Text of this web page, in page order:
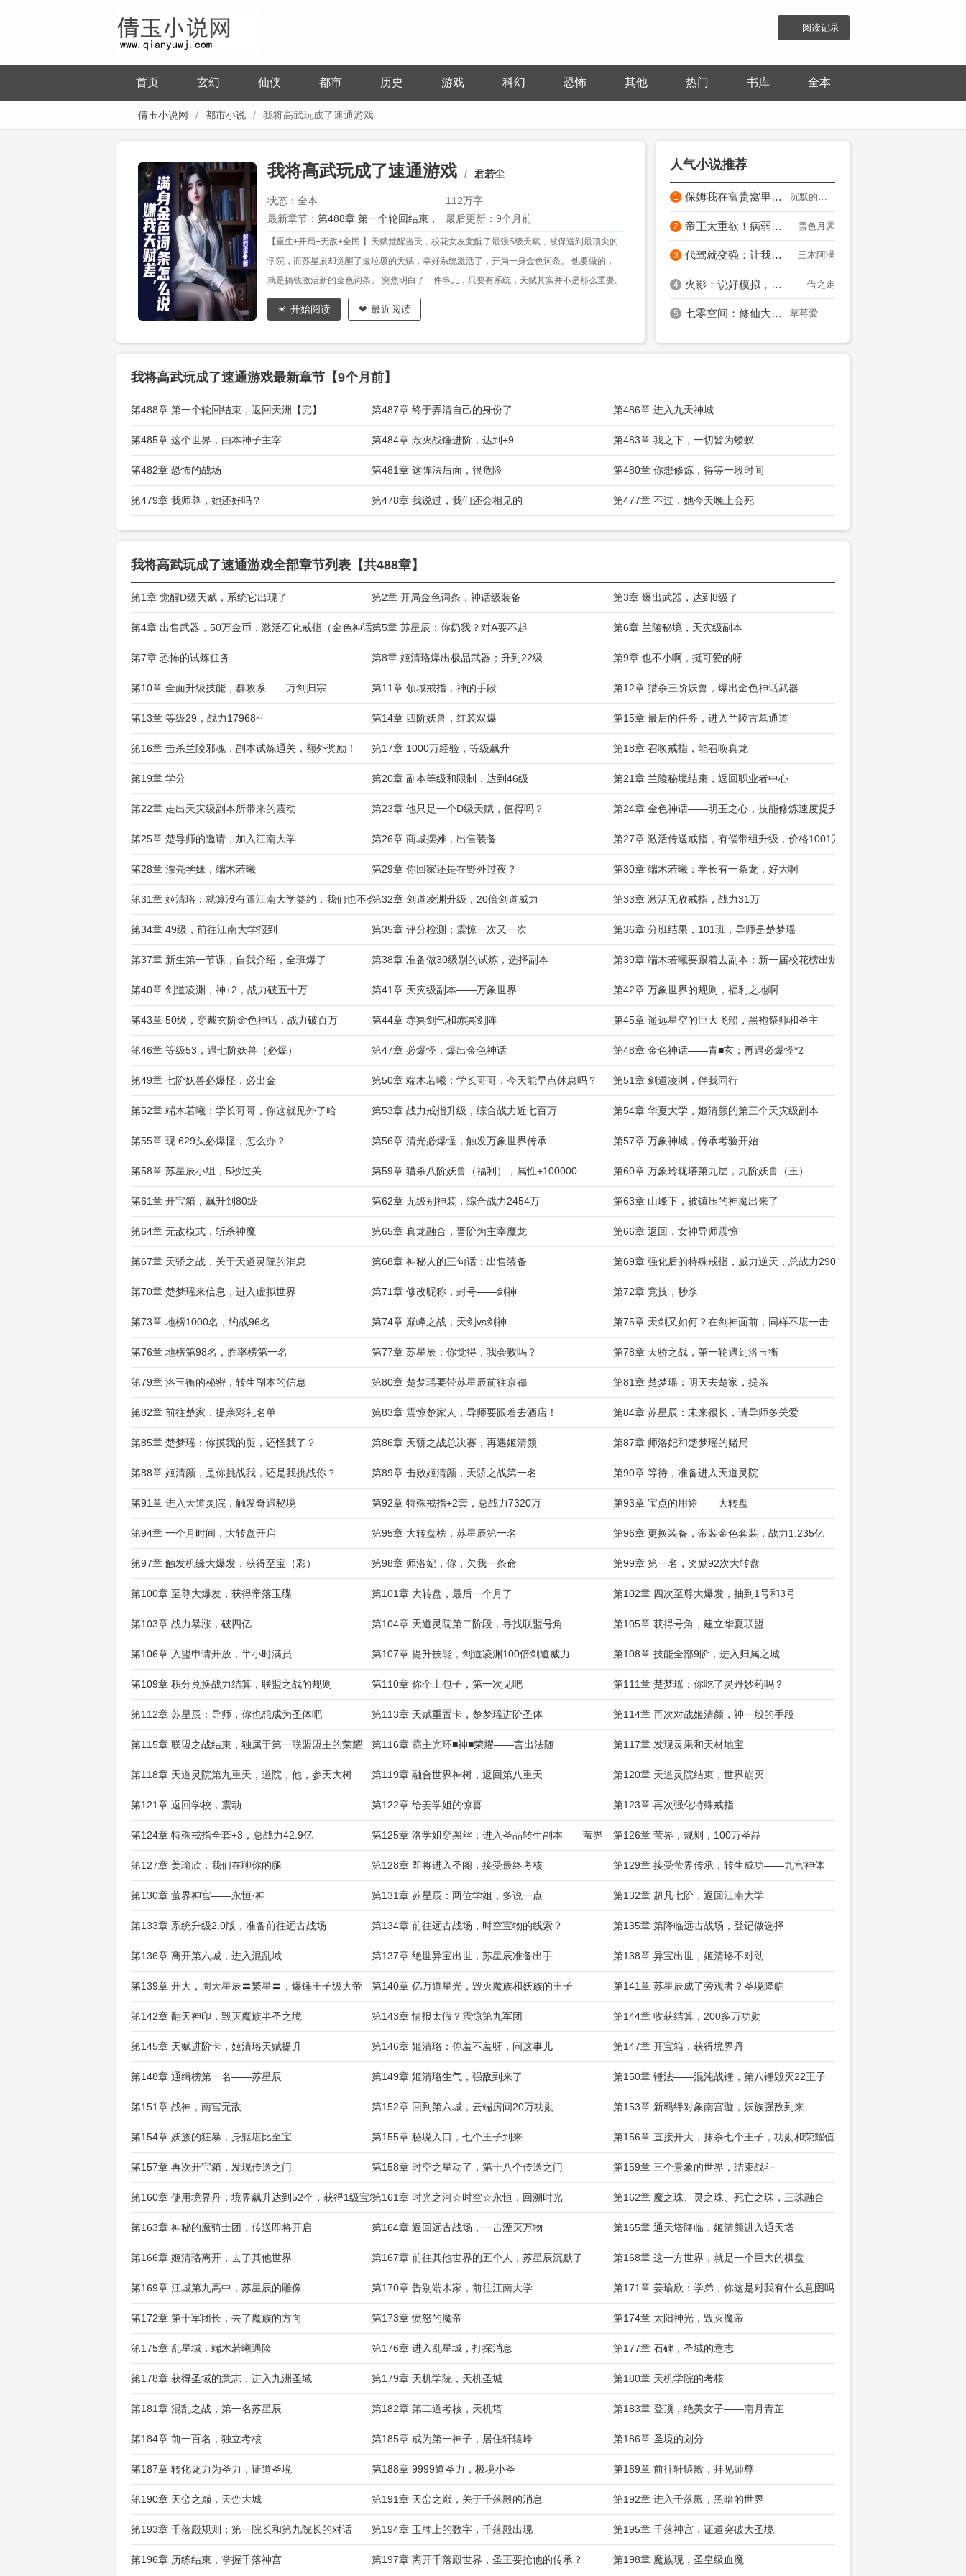
阅读记录
首页 玄幻 仙侠 都市 历史 游戏 科幻 恐怖 其他 热门 书库 全本
倩玉小说网 都市小说 我将高武玩成了速通游戏
我将高武玩成了速通游戏 君若尘
状态：全本
112万字
最新章节： 第488章 第一个轮回结束，
返回天洲【完】
最后更新：9个月前
【重生+开局+无敌+全民 】天赋觉醒当天，校花女友觉醒了最强S级天赋，被保送到最顶尖的
学院，而苏星辰却觉醒了最垃圾的天赋，幸好系统激活了，开局一身金色词条。 他要做的，
就是搞钱激活新的金色词条。 突然明白了一件事儿，只要有系统，天赋其实并不是那么重要。
渐渐的。 他感觉不对劲，女神导师穿黑丝要跟他组队，漂亮学姐也要一起，白丝学妹也不傲娇
了，白毛御姐也温柔啦，这到底是怎么回事？ 苏星辰：服务价格，一千万一次，都去排队~ 回
开始阅读 最近阅读
人气小说推荐
1 保姆我在富贵窝里看冷暖 沉默的红玫瑰
2 帝王太重欲！病弱男妃养了两个崽 雪色月霁
3 代驾就变强：让我叫妈妈是什么鬼 三木阿满
4 火影：说好模拟，她们成真了？ 借之走
5 七零空间：修仙大佬手撕全家 草莓爱上酱
我将高武玩成了速通游戏最新章节【9个月前】
第488章 第一个轮回结束，返回天洲【完】 第487章 终于弄清自己的身份了 第486章 进入九天神城
第485章 这个世界，由本神子主宰 第484章 毁灭战锤进阶，达到+9 第483章 我之下，一切皆为蝼蚁
第482章 恐怖的战场 第481章 这阵法后面，很危险 第480章 你想修炼，得等一段时间
第479章 我师尊，她还好吗？ 第478章 我说过，我们还会相见的 第477章 不过，她今天晚上会死
我将高武玩成了速通游戏全部章节列表【共488章】
第1章 觉醒D级天赋，系统它出现了 第2章 开局金色词条，神话级装备 第3章 爆出武器，达到8级了
第4章 出售武器，50万金币，激活石化戒指（金色神话）第5章 苏星辰：你奶我？对A要不起 第6章 兰陵秘境，天灾级副本
第7章 恐怖的试炼任务 第8章 姬清珞爆出极品武器；升到22级 第9章 也不小啊，挺可爱的呀
第10章 全面升级技能，群攻系——万剑归宗 第11章 领域戒指，神的手段 第12章 猎杀三阶妖兽，爆出金色神话武器
第13章 等级29，战力17968~ 第14章 四阶妖兽，红装双爆 第15章 最后的任务，进入兰陵古墓通道
第16章 击杀兰陵邪魂，副本试炼通关，额外奖励！ 第17章 1000万经验，等级飙升 第18章 召唤戒指，能召唤真龙
第19章 学分 第20章 副本等级和限制，达到46级 第21章 兰陵秘境结束，返回职业者中心
第22章 走出天灾级副本所带来的震动 第23章 他只是一个D级天赋，值得吗？ 第24章 金色神话——明玉之心，技能修炼速度提升200%
第25章 楚导师的邀请，加入江南大学 第26章 商城摆摊，出售装备 第27章 激活传送戒指，有偿带组升级，价格1001万金币
第28章 漂亮学妹，端木若曦 第29章 你回家还是在野外过夜？ 第30章 端木若曦：学长有一条龙，好大啊
第31章 姬清珞：就算没有跟江南大学签约，我们也不会去华夏大学第32章 剑道凌渊升级，20倍剑道威力 第33章 激活无敌戒指，战力31万
第34章 49级，前往江南大学报到 第35章 评分检测；震惊一次又一次 第36章 分班结果，101班，导师是楚梦瑶
第37章 新生第一节课，自我介绍，全班爆了 第38章 准备做30级别的试炼，选择副本 第39章 端木若曦要跟着去副本；新一届校花榜出炉
第40章 剑道凌渊，神+2，战力破五十万 第41章 天灾级副本——万象世界 第42章 万象世界的规则，福利之地啊
第43章 50级，穿戴玄阶金色神话，战力破百万 第44章 赤冥剑气和赤冥剑阵 第45章 遥远星空的巨大飞船，黑袍祭师和圣主
第46章 等级53，遇七阶妖兽（必爆） 第47章 必爆怪，爆出金色神话 第48章 金色神话——青■玄；再遇必爆怪*2
第49章 七阶妖兽必爆怪，必出金 第50章 端木若曦：学长哥哥，今天能早点休息吗？ 第51章 剑道凌渊，伴我同行
第52章 端木若曦：学长哥哥，你这就见外了哈 第53章 战力戒指升级，综合战力近七百万 第54章 华夏大学，姬清颜的第三个天灾级副本
第55章 现 629头必爆怪，怎么办？ 第56章 清光必爆怪，触发万象世界传承 第57章 万象神城，传承考验开始
第58章 苏星辰小组，5秒过关 第59章 猎杀八阶妖兽（福利），属性+100000 第60章 万象玲珑塔第九层，九阶妖兽（王）
第61章 开宝箱，飙升到80级 第62章 无级别神装，综合战力2454万 第63章 山峰下，被镇压的神魔出来了
第64章 无敌模式，斩杀神魔 第65章 真龙融合，晋阶为主宰魔龙 第66章 返回，女神导师震惊
第67章 天骄之战，关于天道灵院的消息 第68章 神秘人的三句话；出售装备 第69章 强化后的特殊戒指，威力逆天，总战力2900万
第70章 楚梦瑶来信息，进入虚拟世界 第71章 修改昵称，封号——剑神 第72章 竞技，秒杀
第73章 地榜1000名，约战96名 第74章 巅峰之战，天剑vs剑神 第75章 天剑又如何？在剑神面前，同样不堪一击
第76章 地榜第98名，胜率榜第一名 第77章 苏星辰：你觉得，我会败吗？ 第78章 天骄之战，第一轮遇到洛玉衡
第79章 洛玉衡的秘密，转生副本的信息 第80章 楚梦瑶要带苏星辰前往京都 第81章 楚梦瑶：明天去楚家，提亲
第82章 前往楚家，提亲彩礼名单 第83章 震惊楚家人，导师要跟着去酒店！ 第84章 苏星辰：未来很长，请导师多关爱
第85章 楚梦瑶：你摸我的腿，还怪我了？ 第86章 天骄之战总决赛，再遇姬清颜 第87章 师洛妃和楚梦瑶的赌局
第88章 姬清颜，是你挑战我，还是我挑战你？ 第89章 击败姬清颜，天骄之战第一名 第90章 等待，准备进入天道灵院
第91章 进入天道灵院，触发奇遇秘境 第92章 特殊戒指+2套，总战力7320万 第93章 宝点的用途——大转盘
第94章 一个月时间，大转盘开启 第95章 大转盘榜，苏星辰第一名 第96章 更换装备，帝装金色套装，战力1.235亿
第97章 触发机缘大爆发，获得至宝（彩） 第98章 师洛妃，你，欠我一条命 第99章 第一名，奖励92次大转盘
第100章 至尊大爆发，获得帝落玉碟 第101章 大转盘，最后一个月了 第102章 四次至尊大爆发，抽到1号和3号
第103章 战力暴涨，破四亿 第104章 天道灵院第二阶段，寻找联盟号角 第105章 获得号角，建立华夏联盟
第106章 入盟申请开放，半小时满员 第107章 提升技能，剑道凌渊100倍剑道威力 第108章 技能全部9阶，进入归属之城
第109章 积分兑换战力结算，联盟之战的规则 第110章 你个土包子，第一次见吧 第111章 楚梦瑶：你吃了灵丹妙药吗？
第112章 苏星辰：导师，你也想成为圣体吧 第113章 天赋重置卡，楚梦瑶进阶圣体 第114章 再次对战姬清颜，神一般的手段
第115章 联盟之战结束，独属于第一联盟盟主的荣耀 第116章 霸主光环■神■荣耀——言出法随 第117章 发现灵果和天材地宝
第118章 天道灵院第九重天，道院，他，参天大树 第119章 融合世界神树，返回第八重天 第120章 天道灵院结束，世界崩灭
第121章 返回学校，震动 第122章 给姜学姐的惊喜 第123章 再次强化特殊戒指
第124章 特殊戒指全套+3，总战力42.9亿 第125章 洛学姐穿黑丝；进入圣品转生副本——萤界 第126章 萤界，规则，100万圣晶
第127章 姜瑜欣：我们在聊你的腿 第128章 即将进入圣阁，接受最终考核 第129章 接受萤界传承，转生成功——九宫神体
第130章 萤界神宫——永恒·神 第131章 苏星辰：两位学姐，多说一点 第132章 超凡七阶，返回江南大学
第133章 系统升级2.0版，准备前往远古战场 第134章 前往远古战场，时空宝物的线索？ 第135章 第降临远古战场，登记做选择
第136章 离开第六城，进入混乱域 第137章 绝世异宝出世，苏星辰准备出手 第138章 异宝出世，姬清珞不对劲
第139章 开大，周天星辰〓繁星〓，爆锤王子级大帝 第140章 亿万道星光，毁灭魔族和妖族的王子 第141章 苏星辰成了旁观者？圣境降临
第142章 翻天神印，毁灭魔族半圣之境 第143章 情报太假？震惊第九军团 第144章 收获结算，200多万功勋
第145章 天赋进阶卡，姬清珞天赋提升 第146章 姬清珞：你羞不羞呀，问这事儿 第147章 开宝箱，获得境界丹
第148章 通缉榜第一名——苏星辰 第149章 姬清珞生气，强敌到来了 第150章 锤法——混沌战锤，第八锤毁灭22王子
第151章 战神，南宫无敌 第152章 回到第六城，云端房间20万功勋 第153章 新羁绊对象南宫璇，妖族强敌到来
第154章 妖族的狂暴，身躯堪比至宝 第155章 秘境入口，七个王子到来 第156章 直接开大，抹杀七个王子，功勋和荣耀值暴涨
第157章 再次开宝箱，发现传送之门 第158章 时空之星动了，第十八个传送之门 第159章 三个景象的世界，结束战斗
第160章 使用境界丹，境界飙升达到52个，获得1级宝箱第161章 时光之河☆时空☆永恒，回溯时光 第162章 魔之珠、灵之珠、死亡之珠，三珠融合
第163章 神秘的魔骑士团，传送即将开启 第164章 返回远古战场，一击湮灭万物 第165章 通天塔降临，姬清颜进入通天塔
第166章 姬清珞离开，去了其他世界 第167章 前往其他世界的五个人，苏星辰沉默了 第168章 这一方世界，就是一个巨大的棋盘
第169章 江城第九高中，苏星辰的雕像 第170章 告别端木家，前往江南大学 第171章 姜瑜欣：学弟，你这是对我有什么意图吗？
第172章 第十军团长，去了魔族的方向 第173章 愤怒的魔帝 第174章 太阳神光，毁灭魔帝
第175章 乱星域，端木若曦遇险 第176章 进入乱星城，打探消息 第177章 石碑，圣域的意志
第178章 获得圣域的意志，进入九洲圣域 第179章 天机学院，天机圣城 第180章 天机学院的考核
第181章 混乱之战，第一名苏星辰 第182章 第二道考核，天机塔 第183章 登顶，绝美女子——南月青芷
第184章 前一百名，独立考核 第185章 成为第一神子，居住轩辕峰 第186章 圣境的划分
第187章 转化龙力为圣力，证道圣境 第188章 9999道圣力，极境小圣 第189章 前往轩辕殿，拜见师尊
第190章 天峦之巅，天峦大城 第191章 天峦之巅，关于千落殿的消息 第192章 进入千落殿，黑暗的世界
第193章 千落殿规则；第一院长和第九院长的对话 第194章 玉牌上的数字，千落殿出现 第195章 千落神宫，证道突破大圣境
第196章 历练结束，掌握千落神宫 第197章 离开千落殿世界，圣王要抢他的传承？ 第198章 魔族现，圣皇级血魔